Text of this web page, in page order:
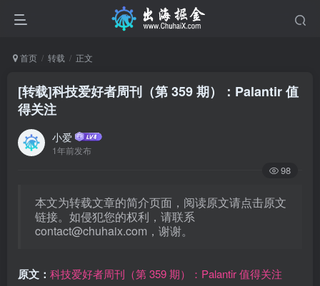
首页 转载 正文
[转载]科技爱好者周刊（第 359 期）：Palantir 值
得关注
小爱
1年前发布
98
本文为转载文章的简介页面，阅读原文请点击原文
链接。如侵犯您的权利，请联系
contact@chuhaix.com ，谢谢。
原文： 科技爱好者周刊（第 359 期）：Palantir 值得关注